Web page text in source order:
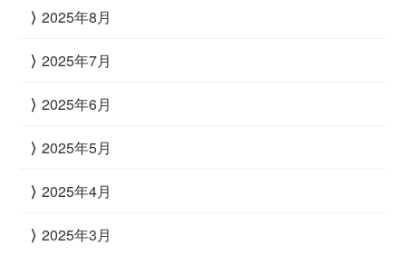
2025年8月
2025年7月
2025年6月
2025年5月
2025年4月
2025年3月